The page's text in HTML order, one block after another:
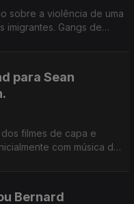
sobre a violência de uma
imigrantes. Gangs de
para Sean
filmes de capa e
com música de
Bernard